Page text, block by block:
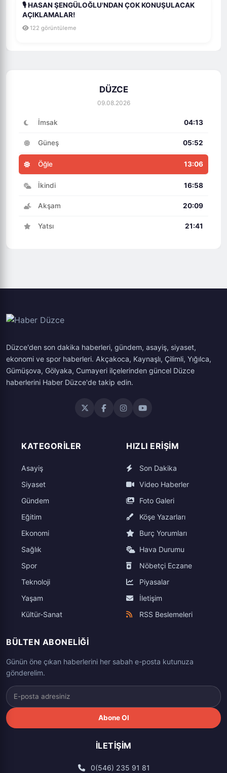
🎙️ HASAN ŞENGÜLOĞLU'NDAN ÇOK KONUŞULACAK
AÇIKLAMALAR!
122 görüntüleme
DÜZCE
09.08.2026
İmsak 04:13
Güneş 05:52
Öğle 13:06
İkindi 16:58
Akşam 20:09
Yatsı 21:41
Düzce'den son dakika haberleri, gündem, asayiş, siyaset,
ekonomi ve spor haberleri. Akçakoca, Kaynaşlı, Çilimli, Yığılca,
Gümüşova, Gölyaka, Cumayeri ilçelerinden güncel Düzce
haberlerini Haber Düzce'de takip edin.
KATEGORILER
Asayiş
Siyaset
Gündem
Eğitim
Ekonomi
Sağlık
Spor
Teknoloji
Yaşam
Kültür-Sanat
HIZLI ERIŞIM
Son Dakika
Video Haberler
Foto Galeri
Köşe Yazarları
Burç Yorumları
Hava Durumu
Nöbetçi Eczane
Piyasalar
İletişim
RSS Beslemeleri
BÜLTEN ABONELIĞI
Günün öne çıkan haberlerini her sabah e-posta kutunuza
gönderelim.
Abone Ol
İLETIŞIM
0(546) 235 91 81